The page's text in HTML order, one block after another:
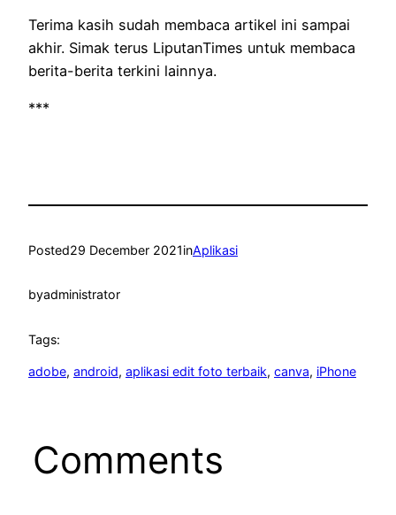
Terima kasih sudah membaca artikel ini sampai
akhir. Simak terus LiputanTimes untuk membaca
berita-berita terkini lainnya.
***
Posted29 December 2021inAplikasi
byadministrator
Tags:
adobe, android, aplikasi edit foto terbaik, canva, iPhone
Comments